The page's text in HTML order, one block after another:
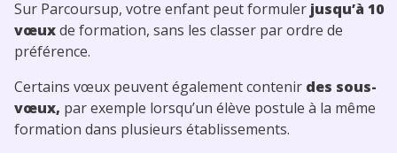
Sur Parcoursup, votre enfant peut formuler jusqu’à 10
vœuxde formation, sans les classer par ordre de
préférence.
Certains vœux peuvent également contenir des sous-
vœux, par exemple lorsqu’un élève postule à la même
formation dans plusieurs établissements.